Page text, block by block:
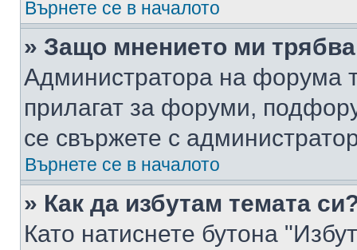
Върнете се в началото
» Защо мнението ми
Администратора на форума
прилагат за форуми,
се свържете с
Върнете се в началото
» Как да избутам темата
Като натиснете бутона